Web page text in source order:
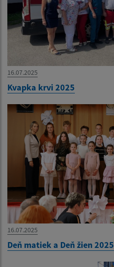
16.07.2025
Kvapka krvi 2025
16.07.2025
Deň matiek a Deň žien 2025